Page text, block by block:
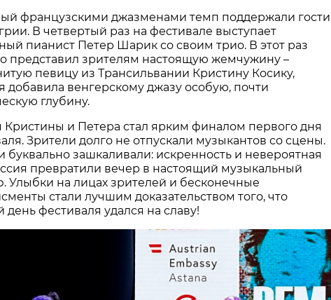
французскими джазменами темп поддержали гости
В четвертый раз на фестивале выступает
пианист Петер Шарик со своим трио. В этот раз
представил зрителям настоящую жемчужину –
певицу из Трансильвании Кристину Косику,
добавила венгерскому джазу особую, почти
глубину.
Кристины и Петера стал ярким финалом первого дня
Зрители долго не отпускали музыкантов со сцены.
буквально зашкаливали: искренность и невероятная
превратили вечер в настоящий музыкальный
Улыбки на лицах зрителей и бесконечные
стали лучшим доказательством того, что
день фестиваля удался на славу!